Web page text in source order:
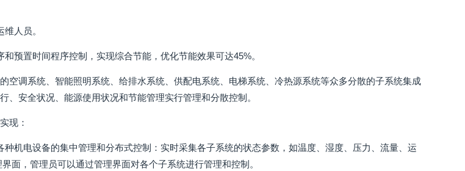
人员。
预置时间程序控制，实现综合节能，优化节能效果可达45%。
空调系统、智能照明系统、给排水系统、供配电系统、电梯系统、冷热源系统等众多分散的子系统集成
、安全状况、能源使用状况和节能管理实行管理和分散控制。
现：
机电设备的集中管理和分布式控制：实时采集各子系统的状态参数，如温度、湿度、压力、流量、运
面，管理员可以通过管理界面对各个子系统进行管理和控制。